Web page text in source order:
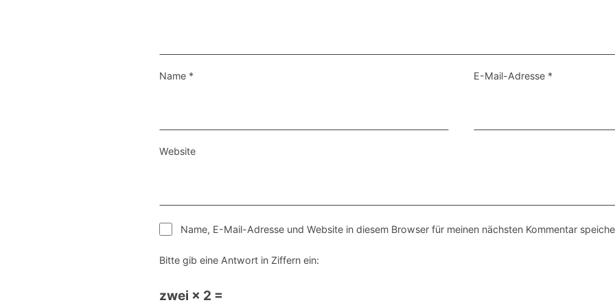
Name * E-Mail-Adresse *
Website
Name, E-Mail-Adresse und Website in diesem Browser für meinen nächsten Kommentar
Bitte gib eine Antwort in Ziffern ein:
zwei × 2 =